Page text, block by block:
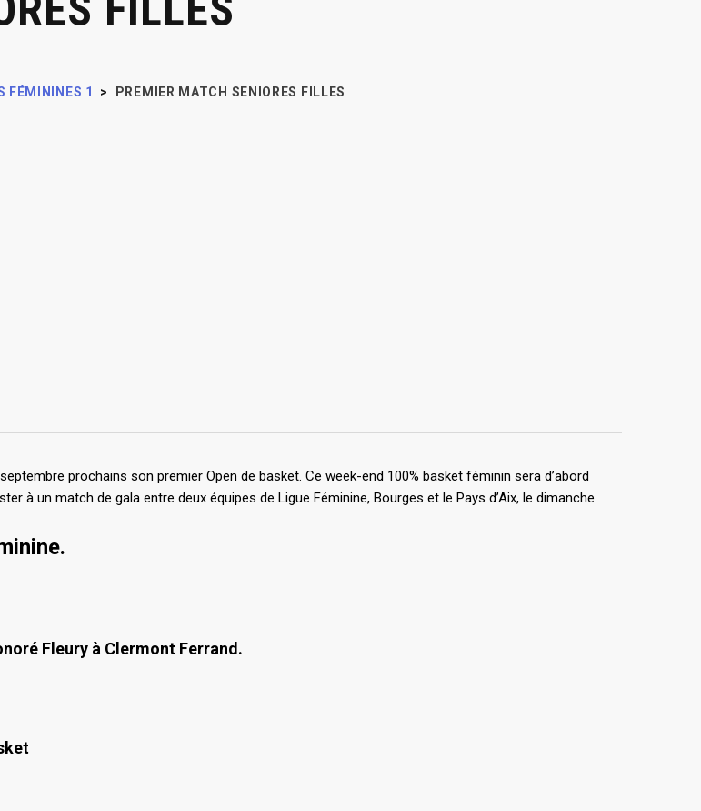
FÉMININES 1 > PREMIER MATCH SENIORES FILLES
prochains son premier Open de basket. Ce week-end 100% basket féminin sera d’abord
à un match de gala entre deux équipes de Ligue Féminine, Bourges et le Pays d’Aix, le dimanche.
Fleury à Clermont Ferrand.